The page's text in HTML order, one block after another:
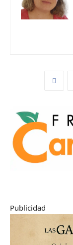
Publicidad